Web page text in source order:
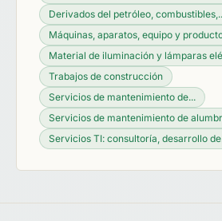
Derivados del petróleo,
Máquinas, aparatos, equipo y
Material de iluminación y lámparas
Trabajos de construcción
Servicios de mantenimiento de...
Servicios de mantenimiento de
Servicios TI: consultoría, desarrollo